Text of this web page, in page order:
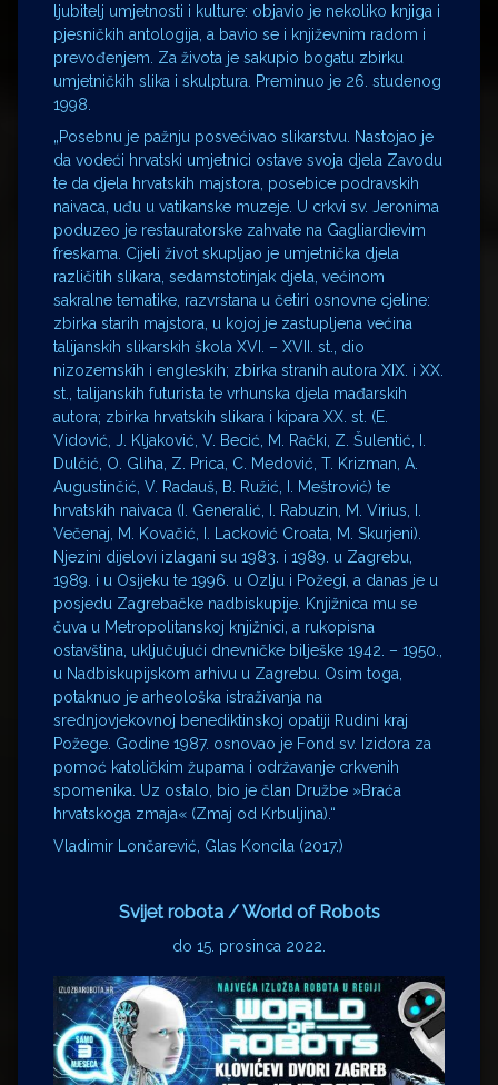
ljubitelj umjetnosti i kulture: objavio je nekoliko knjiga i
pjesničkih antologija, a bavio se i književnim radom i
prevođenjem. Za života je sakupio bogatu zbirku
umjetničkih slika i skulptura. Preminuo je 26. studenog
1998.
„Posebnu je pažnju posvećivao slikarstvu. Nastojao je
da vodeći hrvatski umjetnici ostave svoja djela Zavodu
te da djela hrvatskih majstora, posebice podravskih
naivaca, uđu u vatikanske muzeje. U crkvi sv. Jeronima
poduzeo je restauratorske zahvate na Gagliardievim
freskama. Cijeli život skupljao je umjetnička djela
različitih slikara, sedamstotinjak djela, većinom
sakralne tematike, razvrstana u četiri osnovne cjeline:
zbirka starih majstora, u kojoj je zastupljena većina
talijanskih slikarskih škola XVI. – XVII. st., dio
nizozemskih i engleskih; zbirka stranih autora XIX. i XX.
st., talijanskih futurista te vrhunska djela mađarskih
autora; zbirka hrvatskih slikara i kipara XX. st. (E.
Vidović, J. Kljaković, V. Becić, M. Rački, Z. Šulentić, I.
Dulčić, O. Gliha, Z. Prica, C. Medović, T. Krizman, A.
Augustinčić, V. Radauš, B. Ružić, I. Meštrović) te
hrvatskih naivaca (I. Generalić, I. Rabuzin, M. Virius, I.
Večenaj, M. Kovačić, I. Lacković Croata, M. Skurjeni).
Njezini dijelovi izlagani su 1983. i 1989. u Zagrebu,
1989. i u Osijeku te 1996. u Ozlju i Požegi, a danas je u
posjedu Zagrebačke nadbiskupije. Knjižnica mu se
čuva u Metropolitanskoj knjižnici, a rukopisna
ostavština, uključujući dnevničke bilješke 1942. – 1950.,
u Nadbiskupijskom arhivu u Zagrebu. Osim toga,
potaknuo je arheološka istraživanja na
srednjovjekovnoj benediktinskoj opatiji Rudini kraj
Požege. Godine 1987. osnovao je Fond sv. Izidora za
pomoć katoličkim župama i održavanje crkvenih
spomenika. Uz ostalo, bio je član Družbe »Braća
hrvatskoga zmaja« (Zmaj od Krbuljina).“
Vladimir Lončarević, Glas Koncila (2017.)
Svijet robota / World of Robots
do 15. prosinca 2022.